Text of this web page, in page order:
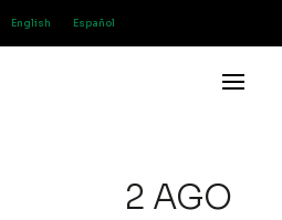
English Español
2 AGO